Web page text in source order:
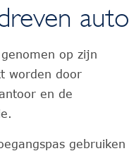
auto
op zijn
worden door
en de
gebruiken